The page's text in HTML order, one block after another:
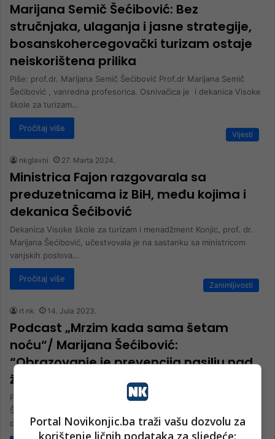
Marijana Semič Šećibović: Bez
stručnjaka, ulaganja i jasne strategije,
bosanskohercegovački turizam ostaje
neiskorištena prilika
Piše: prof.dr. Marijana Semič Šećibović Prof.dr Marijana Semič
Šećibović , vanredna profesorica. Osnivačica je i dekanica Visoke
škole za turizam…
Pročitaj više
Vijesti
nkglavni 27. Marta 2024.
Ministrica Fajon razgovarala sa
preduzetnicama iz BiH, među kojima i
dekanica Šećibović
Dekanica Visoke škole za turizam i menadžment Konjic, prof. dr.
Marijana Šećibović, učestvovala je na sastanku sa ministricom
vanjskih poslova…
Pročitaj više
Zanimljivosti
rt nk 14. Jula 2023.
Podcast „Mrzim kada sama šetam
noću“/ Marijana Šećibović:
“Obrazovanje je prevencija nasilju nad
ženama“
Podcast „Mrzim kada sama šetam noću“ EP02: Marijana
Šećibović:“Obrazovanje je prevencija nasilju nad ženama“ Gošća
drugog u seriji od deset…
Portal Novikonjic.ba traži vašu dozvolu za
korištenje ličnih podataka za sljedeće: